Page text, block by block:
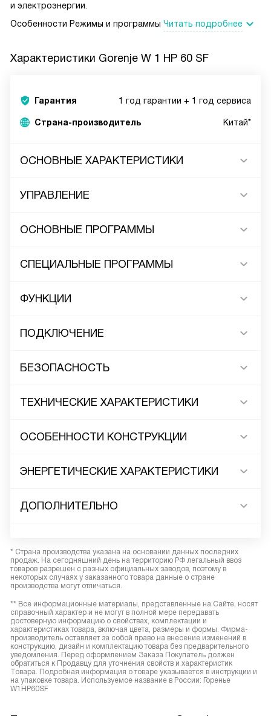
и электроэнергии.
Особенности Режимы и программы Читать подробнее
Характеристики Gorenje W 1 HP 60 SF
Гарантия 1 год гарантии + 1 год сервиса
Страна-производитель Китай*
ОСНОВНЫЕ ХАРАКТЕРИСТИКИ
УПРАВЛЕНИЕ
ОСНОВНЫЕ ПРОГРАММЫ
СПЕЦИАЛЬНЫЕ ПРОГРАММЫ
ФУНКЦИИ
ПОДКЛЮЧЕНИЕ
БЕЗОПАСНОСТЬ
ТЕХНИЧЕСКИЕ ХАРАКТЕРИСТИКИ
ОСОБЕННОСТИ КОНСТРУКЦИИ
ЭНЕРГЕТИЧЕСКИЕ ХАРАКТЕРИСТИКИ
ДОПОЛНИТЕЛЬНО
* Страна производства указана на основании данных последних
продаж. На сегодняшний день на территорию РФ легальный ввоз
товаров разрешен с разных официальных заводов, поэтому в
некоторых случаях у заказанного товара данные о стране
производства могут отличаться.
** Все информационные материалы, представленные на Сайте, носят
справочный характер и не могут в полной мере передавать
достоверную информацию о свойствах, комплектации и
характеристиках товара, включая цвета, размеры и формы. Фирма-
производитель оставляет за собой право на внесение изменений в
конструкцию, дизайн и комплектацию товара без предварительного
уведомления. Перед оформлением Заказа Покупатель должен
обратиться к Продавцу для уточнения свойств и характеристик
Товара. Подробная информация о товаре указывается в инструкции и
на упаковке товара. Используемое название в России: Горенье
W1HP60SF